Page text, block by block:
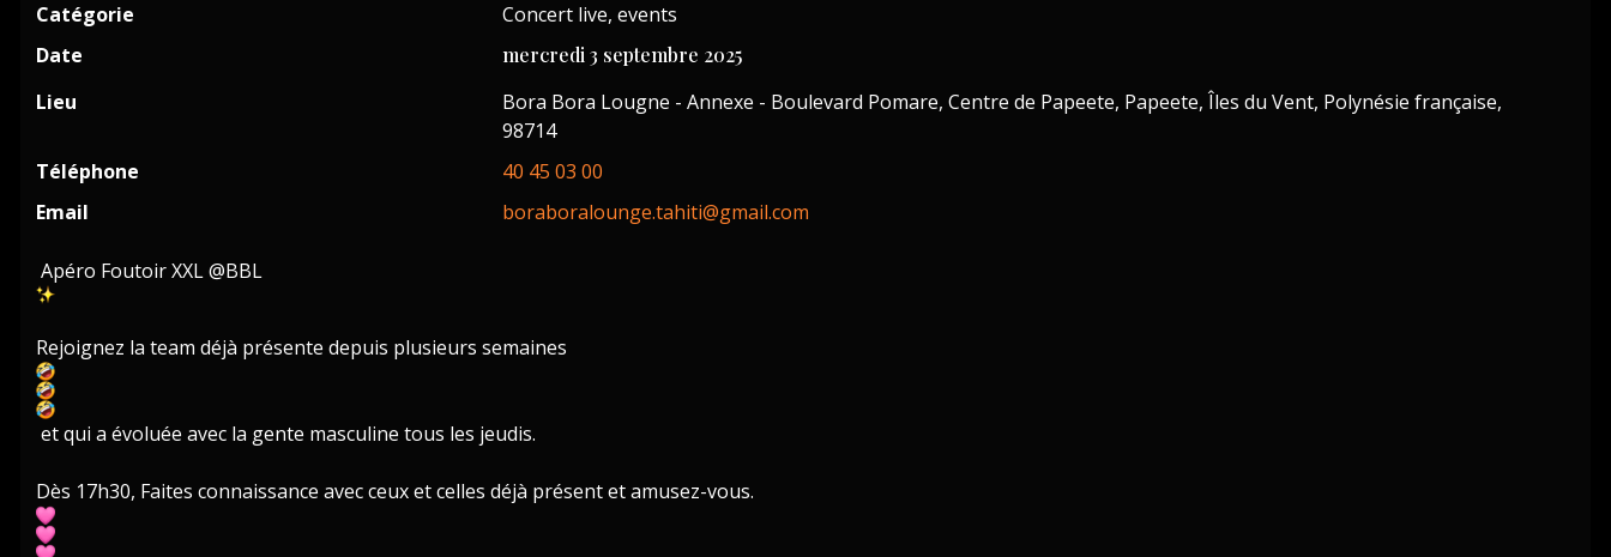
Catégorie
Concert live, events
Date
mercredi 3 septembre 2025
Lieu
Bora Bora Lougne - Annexe - Boulevard Pomare, Centre de Papeete, Papeete, Îles du Vent, Polynésie française,
98714
Téléphone
40 45 03 00
Email
boraboralounge.tahiti@gmail.com
Apéro Foutoir XXL @BBL
Rejoignez la team déjà présente depuis plusieurs semaines
et qui a évoluée avec la gente masculine tous les jeudis.
Dès 17h30, Faites connaissance avec ceux et celles déjà présent et amusez-vous.